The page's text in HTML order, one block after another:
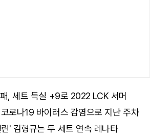
, 세트 득실 +9로 2022 LCK 서머
로나19 바이러스 감염으로 지난 주차
' 김형규는 두 세트 연속 레나타